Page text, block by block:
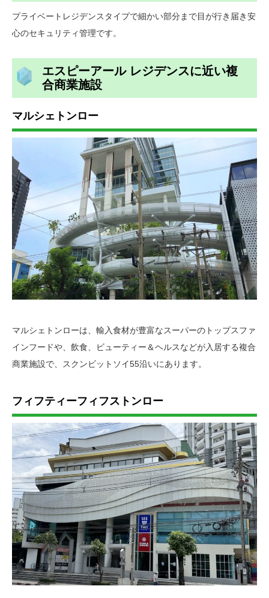
プライベートレジデンスタイプで細かい部分まで目が行き届き安
心のセキュリティ管理です。
エスピーアール レジデンスに近い複
合商業施設
マルシェトンロー
マルシェトンローは、輸入食材が豊富なスーパーのトップスファ
インフードや、飲食、ビューティー＆ヘルスなどが入居する複合
商業施設で、スクンビットソイ55沿いにあります。
フィフティーフィフストンロー